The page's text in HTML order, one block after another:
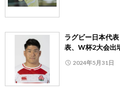
ラグビー日本代
表、W杯2大会出
2024年5月31日